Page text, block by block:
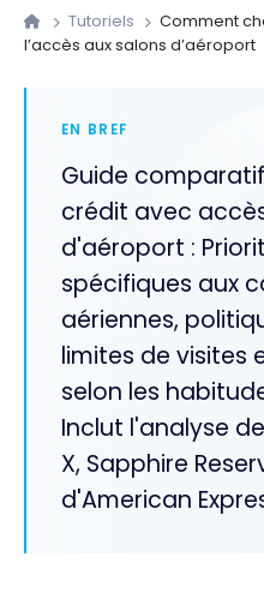
Tutoriels
Comment
l’accès aux salons d’aéroport
EN BREF
Guide
crédit avec
d'aéroport :
spécifiques aux
aériennes,
limites de visites
selon les
Inclut l'analyse
X, Sapphire
d'American